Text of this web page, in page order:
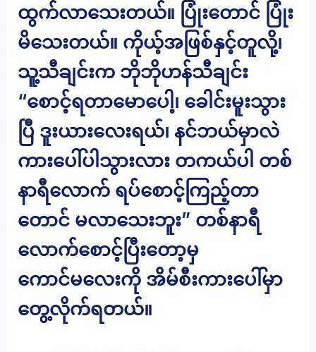
ထွက်လာသေးတယ်။ ပြုံးတောင် ပြုံး
မိသေးတယ်။ ကိုယ့်အဖြစ်နှင့်တူလို့၊
သူ့သီချင်းက ဘိုဘိုဟန်သီချင်း
“စောင့်ရတာမောပေါ့၊ ခေါင်းမူးသွား
ပြီ ဒူးယားလေးရယ်၊ နင်ဘယ်မှာလဲ
ကားပေါ်ပါသွားလား တကယ်ပါ တစ်
နာရီလောက် ရပ်စောင့်ကြည့်တာ
တောင် မလာသေးဘူး” တစ်နာရီ
လောက်စောင့်ပြီးတော့မှ
ကောင်မလေးကို အိမ်စီးကားပေါ်မှာ
တွေ့လိုက်ရတယ်။